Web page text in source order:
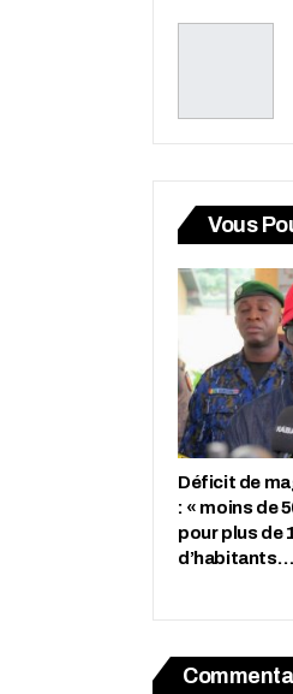
Vous
Déficit de
: « moins de
pour plus de
d’habitants…